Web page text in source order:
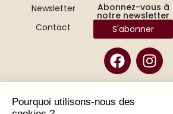
Pourquoi utilisons-nous des
Abonnez-vous à
notre newsletter
S'abonner
Newsletter
Contact